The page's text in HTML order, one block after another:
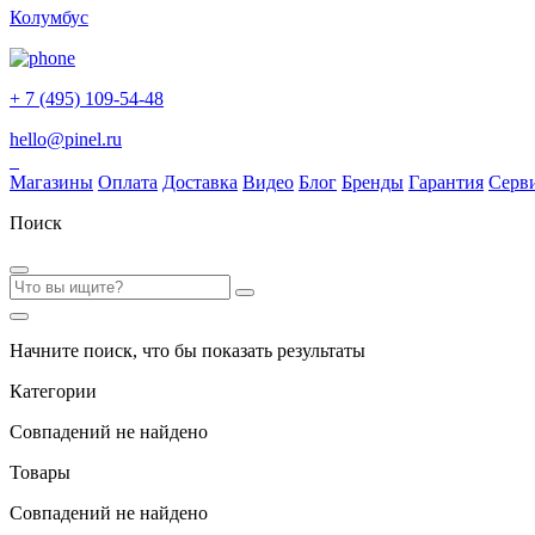
Колумбус
+ 7 (495) 109-54-48
hello@pinel.ru
Магазины Оплата Доставка Видео Блог Бренды Гарантия
Поиск
Начните поиск, что бы показать результаты
Категории
Совпадений не найдено
Товары
Совпадений не найдено